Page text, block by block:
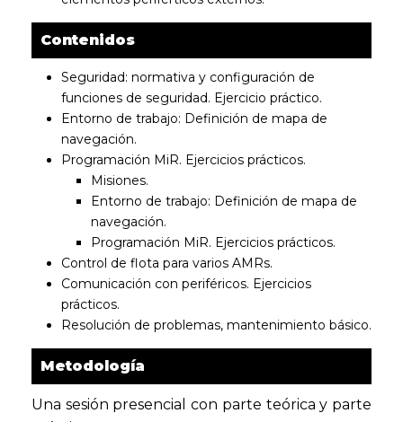
Contenidos
Seguridad: normativa y configuración de
funciones de seguridad. Ejercicio práctico.
Entorno de trabajo: Definición de mapa de
navegación.
Programación MiR. Ejercicios prácticos.
Misiones.
Entorno de trabajo: Definición de mapa de
navegación.
Programación MiR. Ejercicios prácticos.
Control de flota para varios AMRs.
Comunicación con periféricos. Ejercicios
prácticos.
Resolución de problemas, mantenimiento básico.
Metodología
Una sesión presencial con parte teórica y parte